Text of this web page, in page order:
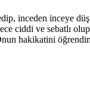
inceden inceye
ciddi ve sebatlı
hakikatini